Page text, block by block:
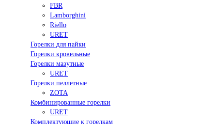
FBR
Lamborghini
Riello
URET
Горелки для пайки
Горелки кровельные
Горелки мазутные
URET
Горелки пеллетные
ZOTA
Комбинированные горелки
URET
Комплектующие к горелкам